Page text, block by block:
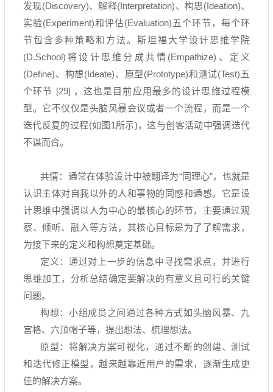
发现(Discovery)、解释(Interpretation)、构思(Ideation)、
实验(Experiment)和评估(Evaluation)五个环节，每个环
节包含多种策略和方法。斯坦福大学设计思维学院
(D.School) 将设计思维分成共情 (Empathize) 、定义
(Define)、构想(Ideate)、原型(Prototype)和测试(Test)五
个环节 [29] ，这也是目前应用最多的设计思维过程模
型。它不仅仅是头脑风暴会议或者一个流程，而是一个
迭代反复的过程(如图 1所示)，这与创客活动中强调迭代
不谋而合。
共情：通常在体验设计中被翻译为“同理心”，也就是
认识主体对自我以外的人和事物的同感和通感。它是设
计思维中强调以人为中心的最核心的环节，主要通过观
察、倾听、融入等方法，其核心目标是为了了解需求，
为接下来的定义和构想奠定基础。
定义：通过对上一步的信息中寻找需求点，并进行
思维加工，分析总结确定要解决的有意义且可行的关键
问题。
构想：小组成员之间通过各种方式如头脑风暴、九
宫格、六顶帽子等，提出想法、梳理想法。
原型：将解决方案可视化，通过不断的创建、测试
和迭代修正模型，越来越靠近用户的需求，逐渐生成更
佳的解决方案。